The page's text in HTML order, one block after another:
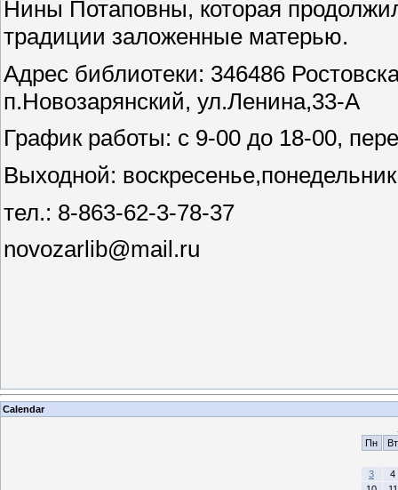
Нины Потаповны, которая
традиции заложенные матерью.
Адрес библиотеки: 346486
п.Новозарянский, ул.Ленина,33-А
График работы: с 9-00 до 18-00,
Выходной: воскресенье,понедельник
тел.: 8-863-62-3-78-37
novozarlib@mail.ru
Calendar
Пн
Вт
3
4